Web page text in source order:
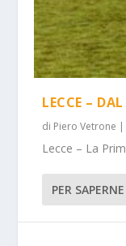
LECCE –
di Piero Vetrone
Lecce – La
PER